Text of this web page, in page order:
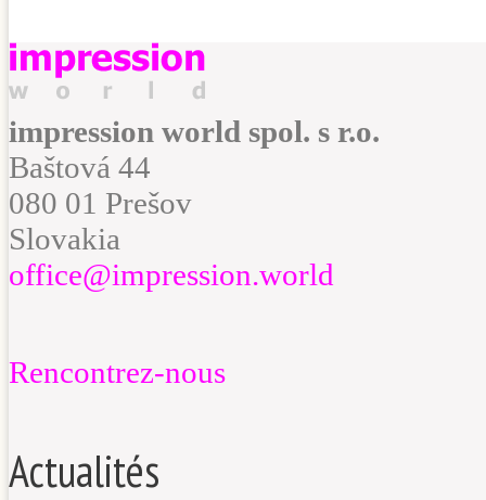
impression world spol. s r.o.
Baštová 44
080 01 Prešov
Slovakia
office@impression.world
Rencontrez-nous
Actualités